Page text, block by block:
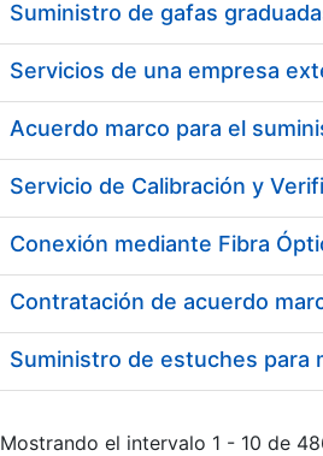
Mostrar/Ocultar
Acuerdo marco para el
Suministro de estuches para
Mostrando el intervalo 1 - 10 de